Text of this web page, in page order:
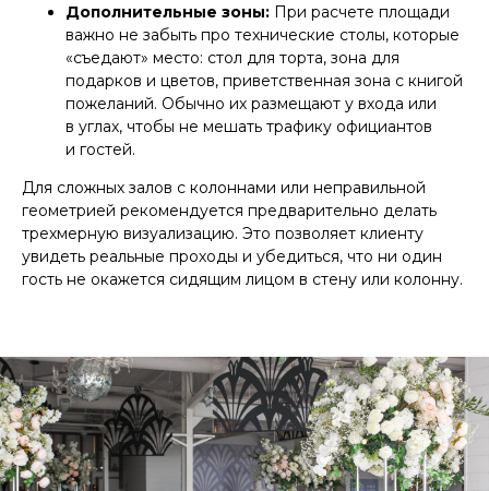
Дополнительные зоны: При расчете площади
важно не забыть про технические столы, которые
«съедают» место: стол для торта, зона для
подарков и цветов, приветственная зона с книгой
пожеланий. Обычно их размещают у входа или
в углах, чтобы не мешать трафику официантов
и гостей.
Для сложных залов с колоннами или неправильной
геометрией рекомендуется предварительно делать
трехмерную визуализацию. Это позволяет клиенту
увидеть реальные проходы и убедиться, что ни один
гость не окажется сидящим лицом в стену или колонну.